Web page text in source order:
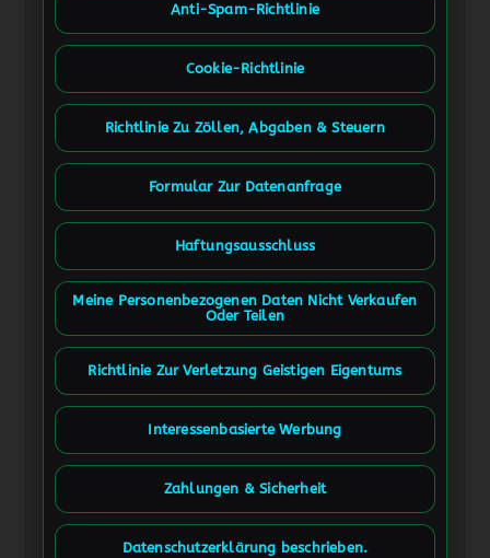
Anti-Spam-Richtlinie
Cookie-Richtlinie
Richtlinie Zu Zöllen, Abgaben & Steuern
Formular Zur Datenanfrage
Haftungsausschluss
Meine Personenbezogenen Daten Nicht Verkaufen
Oder Teilen
Richtlinie Zur Verletzung Geistigen Eigentums
Interessenbasierte Werbung
Zahlungen & Sicherheit
Datenschutzerklärung beschrieben.